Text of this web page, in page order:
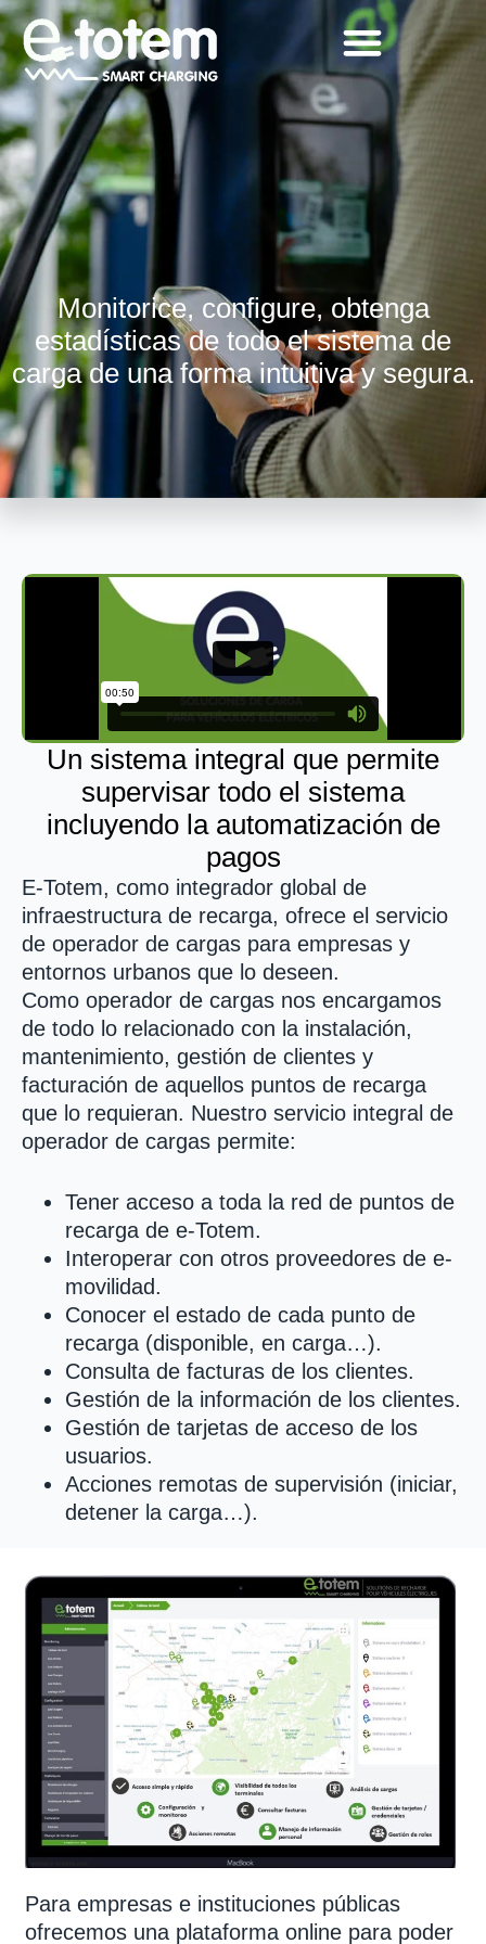
Software
Monitorice, configure, obtenga
estadísticas de todo el sistema de
carga de una forma intuitiva y segura.
Un sistema integral que permite
supervisar todo el sistema
incluyendo la automatización de
pagos
E-Totem, como integrador global de
infraestructura de recarga, ofrece el servicio
de operador de cargas para empresas y
entornos urbanos que lo deseen.
Como operador de cargas nos encargamos
de todo lo relacionado con la instalación,
mantenimiento, gestión de clientes y
facturación de aquellos puntos de recarga
que lo requieran. Nuestro servicio integral de
operador de cargas permite:
Tener acceso a toda la red de puntos de
recarga de e-Totem.
Interoperar con otros proveedores de e-
movilidad.
Conocer el estado de cada punto de
recarga (disponible, en carga…).
Consulta de facturas de los clientes.
Gestión de la información de los clientes.
Gestión de tarjetas de acceso de los
usuarios.
Acciones remotas de supervisión (iniciar,
detener la carga…).
Para empresas e instituciones públicas
ofrecemos una plataforma online para poder